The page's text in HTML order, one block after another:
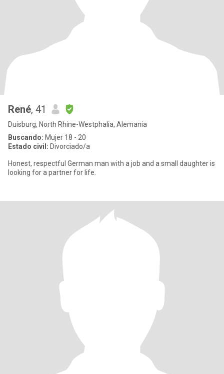
René, 41
Duisburg, North Rhine-Westphalia, Alemania
Buscando: Mujer 18 - 20
Estado civil: Divorciado/a
Honest, respectful German man with a job and a small daughter is
looking for a partner for life.